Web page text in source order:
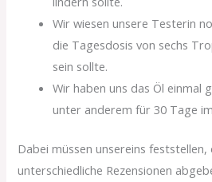
Wir wiesen unsere Testerin
die Tagesdosis von sechs
sein sollte.
Wir haben uns das Öl einmal
unter anderem für 30 Tage
Dabei müssen unsereins feststellen,
unterschiedliche Rezensionen